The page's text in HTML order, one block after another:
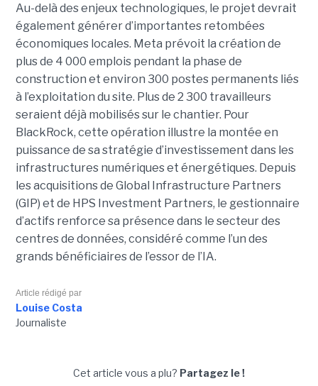
Au-delà des enjeux technologiques, le projet devrait
également générer d’importantes retombées
économiques locales. Meta prévoit la création de
plus de 4 000 emplois pendant la phase de
construction et environ 300 postes permanents liés
à l’exploitation du site. Plus de 2 300 travailleurs
seraient déjà mobilisés sur le chantier. Pour
BlackRock, cette opération illustre la montée en
puissance de sa stratégie d’investissement dans les
infrastructures numériques et énergétiques. Depuis
les acquisitions de Global Infrastructure Partners
(GIP) et de HPS Investment Partners, le gestionnaire
d’actifs renforce sa présence dans le secteur des
centres de données, considéré comme l’un des
grands bénéficiaires de l’essor de l’IA.
Article rédigé par
Louise Costa
Journaliste
Cet article vous a plu? Partagez le !